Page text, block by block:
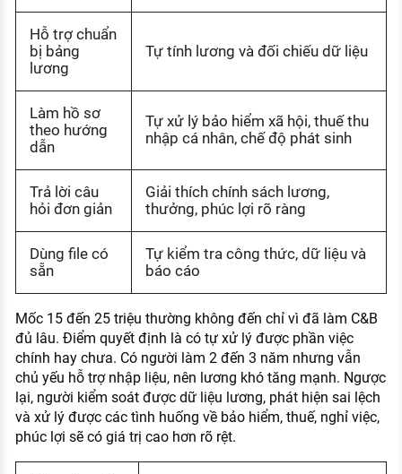
Hỗ trợ chuẩn
bị bảng
lương
Tự tính lương và đối chiếu dữ liệu
Làm hồ sơ
theo hướng
dẫn
Tự xử lý bảo hiểm xã hội, thuế thu
nhập cá nhân, chế độ phát sinh
Trả lời câu
hỏi đơn giản
Giải thích chính sách lương,
thưởng, phúc lợi rõ ràng
Dùng file có
sẵn
Tự kiểm tra công thức, dữ liệu và
báo cáo
Mốc 15 đến 25 triệu thường không đến chỉ vì đã làm C&B
đủ lâu. Điểm quyết định là có tự xử lý được phần việc
chính hay chưa. Có người làm 2 đến 3 năm nhưng vẫn
chủ yếu hỗ trợ nhập liệu, nên lương khó tăng mạnh. Ngược
lại, người kiểm soát được dữ liệu lương, phát hiện sai lệch
và xử lý được các tình huống về bảo hiểm, thuế, nghỉ việc,
phúc lợi sẽ có giá trị cao hơn rõ rệt.